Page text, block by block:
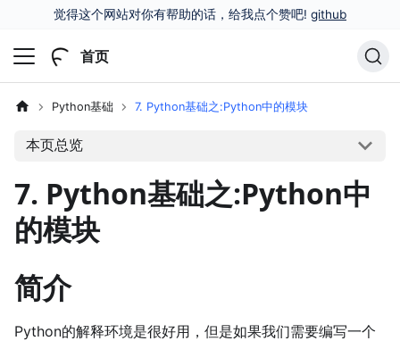
觉得这个网站对你有帮助的话，给我点个赞吧! github
首页
Python基础 7. Python基础之:Python中的模块
本页总览
7. Python基础之:Python中
的模块
简介
Python的解释环境是很好用，但是如果我们需要编写一个